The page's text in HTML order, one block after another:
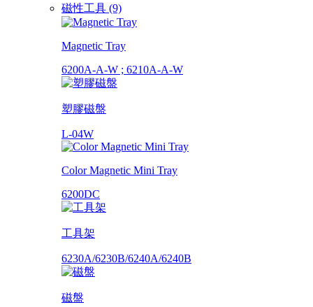
磁性工具 (9)
Magnetic Tray
6200A-A-W ; 6210A-A-W
塑膠磁盤
L-04W
Color Magnetic Mini Tray
6200DC
工具架
6230A/6230B/6240A/6240B
磁盤